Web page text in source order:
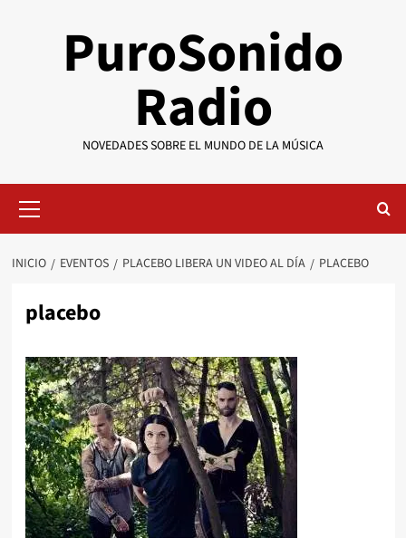
PuroSonido
Radio
NOVEDADES SOBRE EL MUNDO DE LA MÚSICA
primario
INICIO EVENTOS PLACEBO LIBERA UN VIDEO AL DÍA PLACEBO
placebo